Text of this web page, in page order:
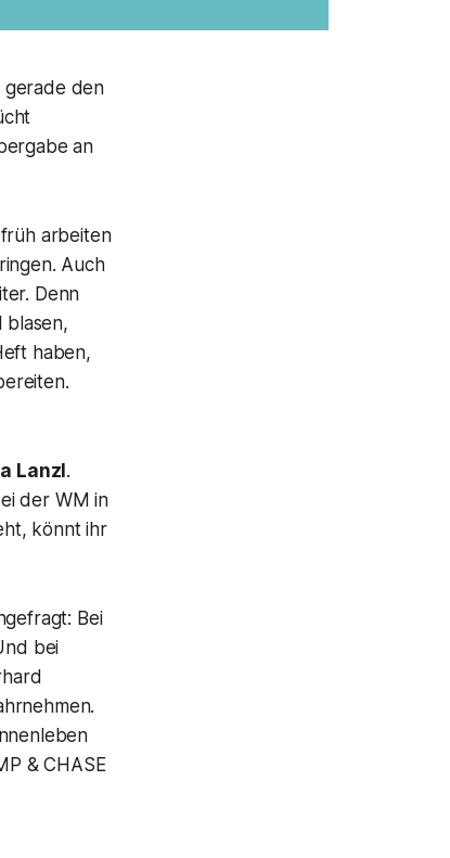
gerade den
an
arbeiten
Auch
Denn
blasen,
haben,
Lanzl .
der WM in
könnt ihr
Bei
bei
& CHASE